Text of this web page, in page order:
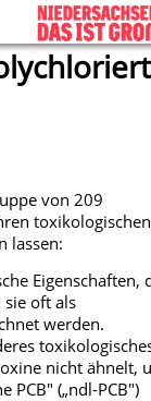
von 209
toxikologischen
lassen:
Eigenschaften,
sie oft als
werden.
nicht ähnelt,
PCB" („ndl-PCB")